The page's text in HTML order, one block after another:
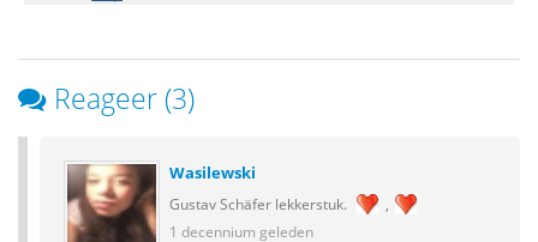
Reageer (3)
Wasilewski
Gustav Schäfer lekkerstuk.
1 decennium geleden